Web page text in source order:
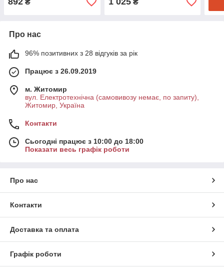
₴ ₴
Про нас
96% позитивних з 28 відгуків за рік
Працює з 26.09.2019
м. Житомир
вул. Електротехнічна (самовивозу немає, по запиту),
Житомир, Україна
Контакти
Сьогодні працює з 10:00 до 18:00
Показати весь графік роботи
Про нас
Контакти
Доставка та оплата
Графік роботи